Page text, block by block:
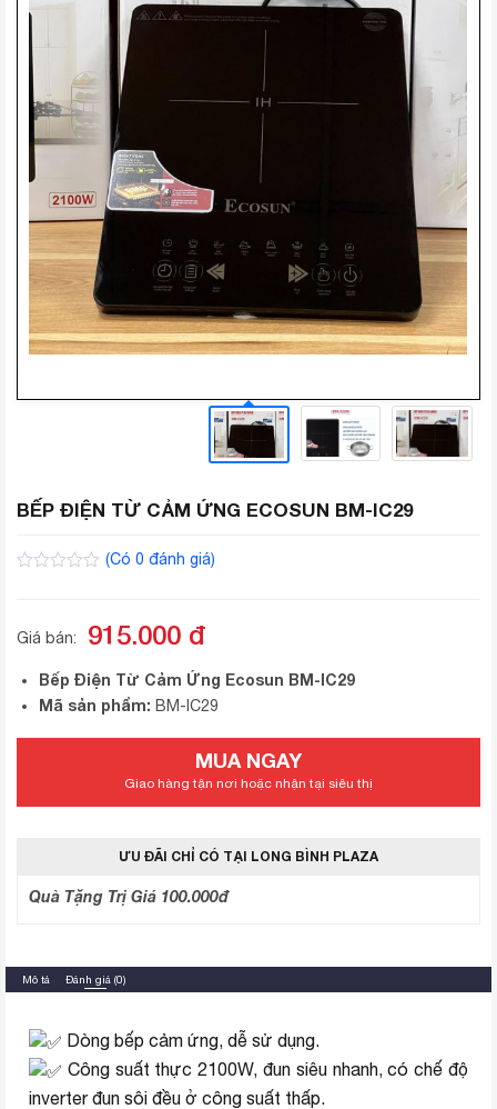
BẾP ĐIỆN TỪ CẢM ỨNG ECOSUN BM-IC29
dựa
trên
giá
(Có 0 đánh giá)
Giá bán: 915.000 đ
Bếp Điện Từ Cảm Ứng Ecosun BM-IC29
Mã sản phẩm: BM-IC29
MUA NGAY
Giao hàng tận nơi hoặc nhận tại siêu thị
ƯU ĐÃI CHỈ CÓ TẠI LONG BÌNH PLAZA
Quà Tặng Trị Giá 100.000đ
Mô tả Đánh giá (0)
Dòng bếp cảm ứng, dễ sử dụng.
Công suất thực 2100W, đun siêu nhanh, có chế độ
inverter đun sôi đều ở công suất thấp.